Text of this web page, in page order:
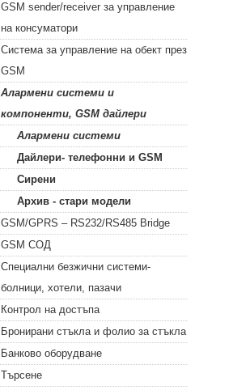
GSM sender/receiver за управление
на консуматори
Система за управление на обект през
GSM
Алармени системи и
компоненти, GSM дайлери
Алармени системи
Дайлери- телефонни и GSM
Сирени
Архив - стари модели
GSM/GPRS – RS232/RS485 Bridge
GSM СОД
Специални безжични системи-
болници, хотели, пазачи
Контрол на достъпа
Бронирани стъкла и фолио за стъкла
Банково оборудване
Търсене